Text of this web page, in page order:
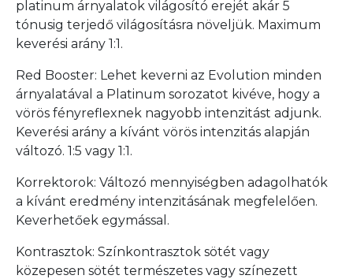
platinum árnyalatok világosító erejét akár 5
tónusig terjedő világosításra növeljük. Maximum
keverési arány 1:1.
Red Booster: Lehet keverni az Evolution minden
árnyalatával a Platinum sorozatot kivéve, hogy a
vörös fényreflexnek nagyobb intenzitást adjunk.
Keverési arány a kívánt vörös intenzitás alapján
változó. 1:5 vagy 1:1.
Korrektorok: Változó mennyiségben adagolhatók
a kívánt eredmény intenzitásának megfelelően.
Keverhetőek egymással.
Kontrasztok: Színkontrasztok sötét vagy
közepesen sötét természetes vagy színezett